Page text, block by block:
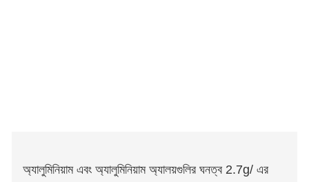
অ্যালুমিনিয়াম এবং অ্যালুমিনিয়াম অ্যালয়গুলির ঘনত্ব 2.7g/ এর